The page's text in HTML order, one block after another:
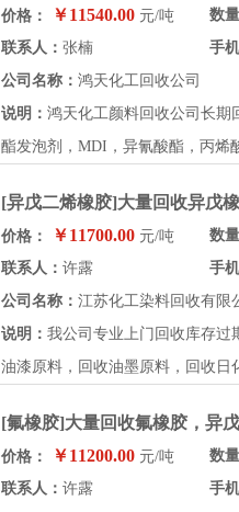
价格： ￥11540.00 元/吨
数
联系人： 张楠
手
公司名称： 鸿天化工回收公司
说明： 鸿天化工颜料回收公司长期
酯发泡剂，MDI，异氰酸酯，丙烯
[异戊二烯橡胶]大量回收异戊
价格： ￥11700.00 元/吨
数
联系人： 许露
手
公司名称： 江苏化工染料回收有限
说明： 我公司专业上门回收库存过
油漆原料，回收油墨原料，回收
[氟橡胶]大量回收氟橡胶，异
价格： ￥11200.00 元/吨
数
联系人： 许露
手